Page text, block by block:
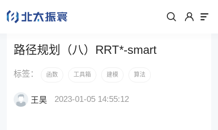
路径规划（八）RRT*-smart
标签： 函数 工具箱 建模 算法
王昊 2023-01-05 14:55:12